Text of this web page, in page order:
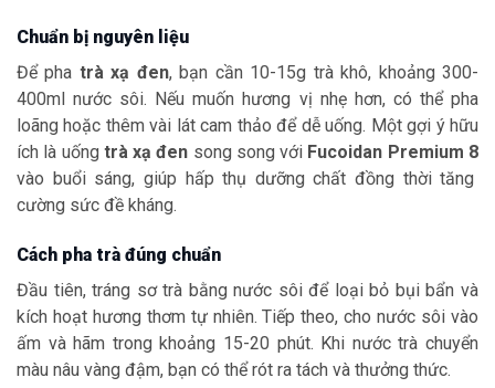
Chuẩn bị nguyên liệu
Để pha trà xạ đen, bạn cần 10-15g trà khô, khoảng 300-
400ml nước sôi. Nếu muốn hương vị nhẹ hơn, có thể pha
loãng hoặc thêm vài lát cam thảo để dễ uống. Một gợi ý hữu
ích là uống trà xạ đen song song với Fucoidan Premium 8
vào buổi sáng, giúp hấp thụ dưỡng chất đồng thời tăng
cường sức đề kháng.
Cách pha trà đúng chuẩn
Đầu tiên, tráng sơ trà bằng nước sôi để loại bỏ bụi bẩn và
kích hoạt hương thơm tự nhiên. Tiếp theo, cho nước sôi vào
ấm và hãm trong khoảng 15-20 phút. Khi nước trà chuyển
màu nâu vàng đậm, bạn có thể rót ra tách và thưởng thức.